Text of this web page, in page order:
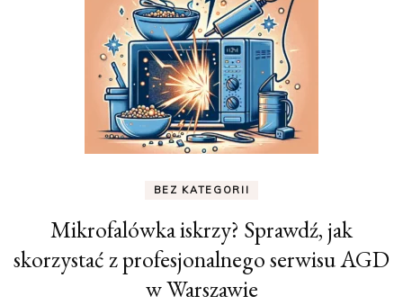
BEZ KATEGORII
Mikrofalówka iskrzy? Sprawdź, jak
skorzystać z profesjonalnego serwisu AGD
w Warszawie